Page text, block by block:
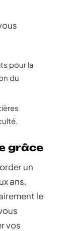
pour la
du
grâce
un
ans.
le
vos